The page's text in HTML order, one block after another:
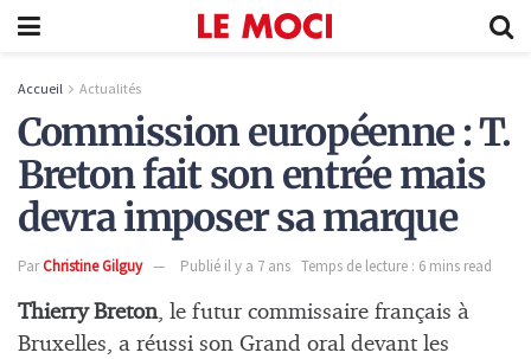
Accueil Actualités
Commission européenne : T.
Breton fait son entrée mais
devra imposer sa marque
ParChristine Gilguy Publié il y a 7 ans Temps de lecture : 6 mins read
Thierry Breton, le futur commissaire français à
Bruxelles, a réussi son Grand oral devant les